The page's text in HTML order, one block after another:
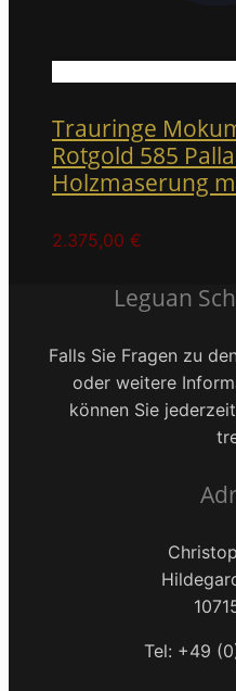
Trauringe
Rotgold 585
Holzmaserung
2.375,00 €
Leguan
Falls Sie Fragen zu
oder weitere
können Sie
Tel: +49